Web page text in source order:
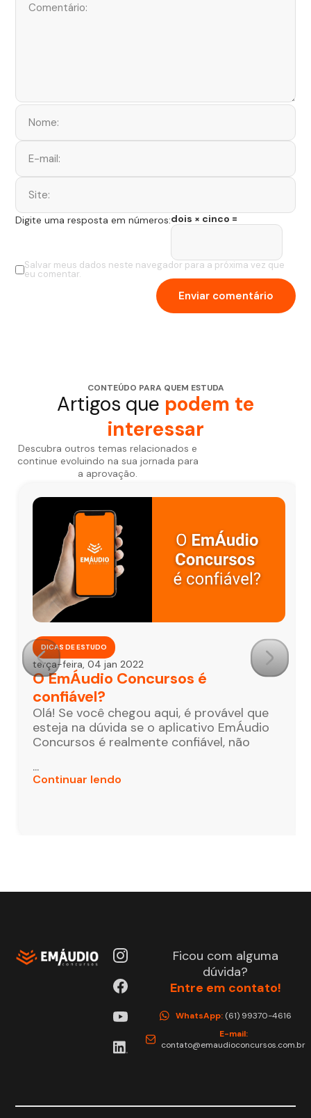
Salvar meus dados neste navegador para a próxima vez que
eu comentar.
Digite uma resposta em números:dois × cinco =
CONTEÚDO PARA QUEM ESTUDA
Artigos que podem te
interessar
Descubra outros temas relacionados e
continue evoluindo na sua jornada para
a aprovação.
DICAS DE ESTUDO
terça-feira, 04 jan 2022
O EmÁudio Concursos é
confiável?
Olá! Se você chegou aqui, é provável que
esteja na dúvida se o aplicativo EmÁudio
Concursos é realmente confiável, não
...
Continuar lendo
Ficou com alguma
dúvida?
Entre em contato!
WhatsApp: (61) 99370-4616
E-mail:
contato@emaudioconcursos.com.br